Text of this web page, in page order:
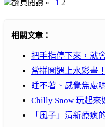
翻頁閱讀 » 1 2
相關文章：
把手指停下來，就
當拼圖遇上水彩畫
睡不著、感覺焦慮
Chilly Snow 玩起來
「風子」清新療癒